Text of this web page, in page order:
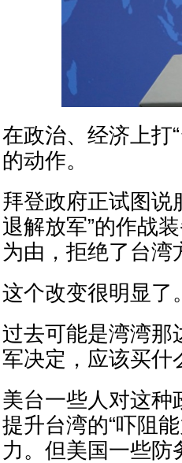
在政治、经济上打
的动作。
拜登政府正试图说
退解放军”的作战
为由，拒绝了台湾
这个改变很明显了。
过去可能是湾湾那
军决定，应该买什
美台一些人对这种
提升台湾的“吓阻
力。但美国一些防